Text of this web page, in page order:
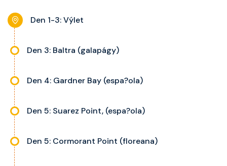
noční stolky, trezor a balkon s
výhledem, velikost kajuty a balkonu
Den 1-3: Výlet
Den 3: Baltra (galapágy)
Den 4: Gardner Bay (espa?ola)
Den 5: Suarez Point, (espa?ola)
Den 5: Cormorant Point (floreana)